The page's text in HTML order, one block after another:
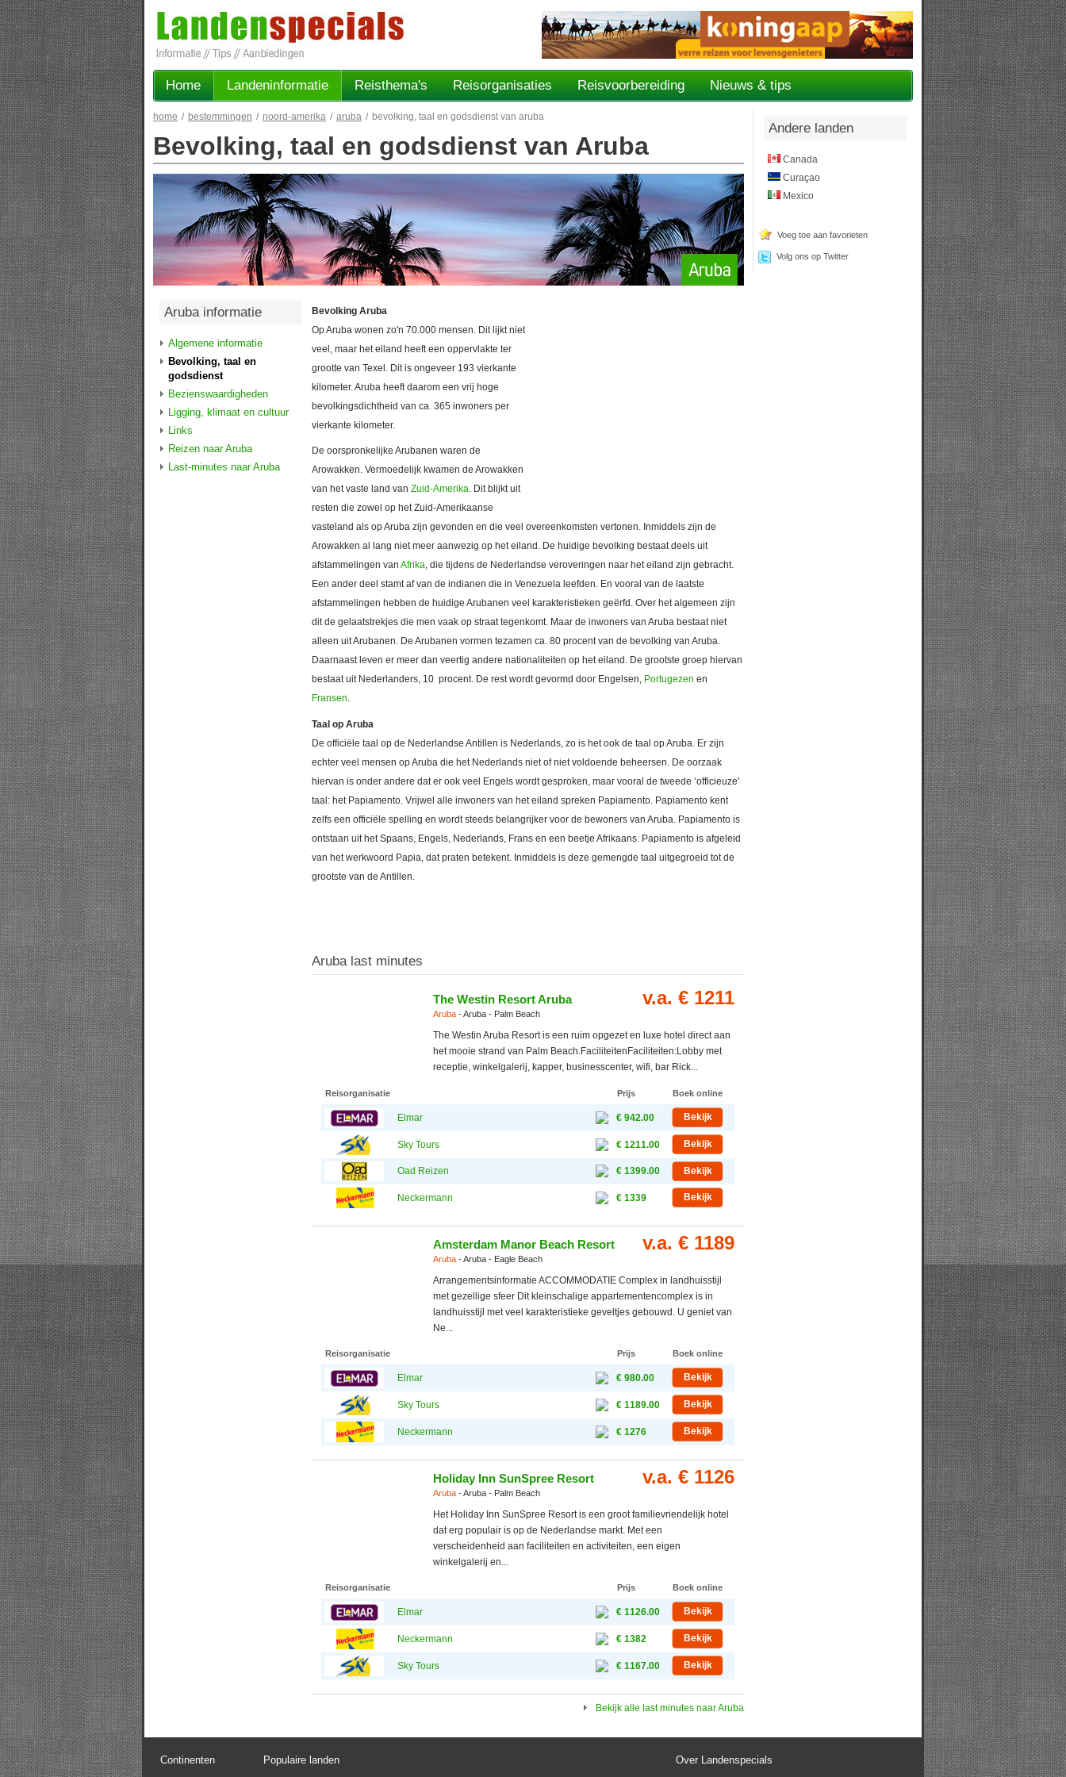
Home Landeninformatie Reisthema's Reisorganisaties Reisvoorbereiding Nieuws & tips
home / bestemmingen / noord-amerika / aruba / bevolking, taal en godsdienst van aruba
Bevolking, taal en godsdienst van Aruba
Bevolking Aruba
Op Aruba wonen zo'n 70.000 mensen. Dit lijkt niet
veel, maar het eiland heeft een oppervlakte ter
grootte van Texel. Dit is ongeveer 193 vierkante
kilometer. Aruba heeft daarom een vrij hoge
bevolkingsdichtheid van ca. 365 inwoners per
vierkante kilometer.
De oorspronkelijke Arubanen waren de
Arowakken. Vermoedelijk kwamen de Arowakken
van het vaste land van Zuid-Amerika. Dit blijkt uit
resten die zowel op het Zuid-Amerikaanse
vasteland als op Aruba zijn gevonden en die veel overeenkomsten vertonen. Inmiddels zijn de
Arowakken al lang niet meer aanwezig op het eiland. De huidige bevolking bestaat deels uit
afstammelingen van Afrika, die tijdens de Nederlandse veroveringen naar het eiland zijn gebracht.
Een ander deel stamt af van de indianen die in Venezuela leefden. En vooral van de laatste
afstammelingen hebben de huidige Arubanen veel karakteristieken geërfd. Over het algemeen zijn
dit de gelaatstrekjes die men vaak op straat tegenkomt. Maar de inwoners van Aruba bestaat niet
alleen uit Arubanen. De Arubanen vormen tezamen ca. 80 procent van de bevolking van Aruba.
Daarnaast leven er meer dan veertig andere nationaliteiten op het eiland. De grootste groep hiervan
bestaat uit Nederlanders, 10 procent. De rest wordt gevormd door Engelsen, Portugezen en
Fransen.
Taal op Aruba
De officiële taal op de Nederlandse Antillen is Nederlands, zo is het ook de taal op Aruba. Er zijn
echter veel mensen op Aruba die het Nederlands niet of niet voldoende beheersen. De oorzaak
hiervan is onder andere dat er ook veel Engels wordt gesproken, maar vooral de tweede ‘officieuze'
taal: het Papiamento. Vrijwel alle inwoners van het eiland spreken Papiamento. Papiamento kent
zelfs een officiële spelling en wordt steeds belangrijker voor de bewoners van Aruba. Papiamento is
ontstaan uit het Spaans, Engels, Nederlands, Frans en een beetje Afrikaans. Papiamento is afgeleid
van het werkwoord Papia, dat praten betekent. Inmiddels is deze gemengde taal uitgegroeid tot de
grootste van de Antillen.
Aruba last minutes
v.a. € 1211
The Westin Resort Aruba
Aruba - Aruba - Palm Beach
The Westin Aruba Resort is een ruim opgezet en luxe hotel direct aan
het mooie strand van Palm Beach.FaciliteitenFaciliteiten:Lobby met
receptie, winkelgalerij, kapper, businesscenter, wifi, bar Rick...
Reisorganisatie Prijs Boek online
Elmar € 942.00 Bekijk
Sky Tours € 1211.00 Bekijk
Oad Reizen € 1399.00 Bekijk
Neckermann € 1339 Bekijk
v.a. € 1189
Amsterdam Manor Beach Resort
Aruba - Aruba - Eagle Beach
Arrangementsinformatie ACCOMMODATIE Complex in landhuisstijl
met gezellige sfeer Dit kleinschalige appartementencomplex is in
landhuisstijl met veel karakteristieke geveltjes gebouwd. U geniet van
Ne...
Reisorganisatie Prijs Boek online
Elmar € 980.00 Bekijk
Sky Tours € 1189.00 Bekijk
Neckermann € 1276 Bekijk
v.a. € 1126
Holiday Inn SunSpree Resort
Aruba - Aruba - Palm Beach
Het Holiday Inn SunSpree Resort is een groot familievriendelijk hotel
dat erg populair is op de Nederlandse markt. Met een
verscheidenheid aan faciliteiten en activiteiten, een eigen
winkelgalerij en...
Reisorganisatie Prijs Boek online
Elmar € 1126.00 Bekijk
Neckermann € 1382 Bekijk
Sky Tours € 1167.00 Bekijk
Bekijk alle last minutes naar Aruba
Aruba informatie
Algemene informatie
Bevolking, taal en
godsdienst
Bezienswaardigheden
Ligging, klimaat en cultuur
Links
Reizen naar Aruba
Last-minutes naar Aruba
Andere landen
Canada
Curaçao
Mexico
Voeg toe aan favorieten
Volg ons op Twitter
Continenten Populaire landen Over Landenspecials